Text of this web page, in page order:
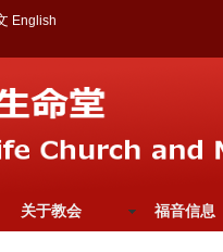
English
关于教会 福音信息